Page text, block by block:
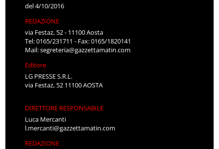
del 4/10/2016
REDAZIONE
via Festaz, 52 - 11100 Aosta
Tel: 0165/231711 - Fax: 0165/1820141
Mail:segreteria@gazzettamatin.com
Editore
LG PRESSE S.R.L.
via Festaz, 52 11100 AOSTA
DIRETTORE RESPONSABILE
Luca Mercanti
l.mercanti@gazzettamatin.com
REDAZIONE